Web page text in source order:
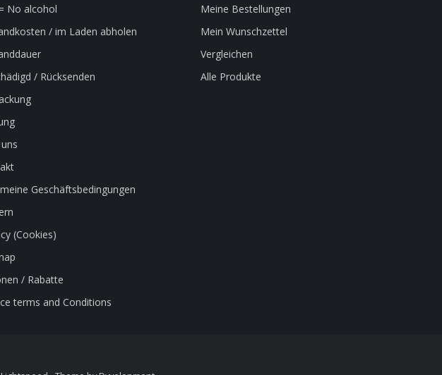
No alcohol
/ im Laden abholen
/ Rücksenden
Geschäftsbedingungen
(Cookies)
/ Rabatte
terms and Conditions
Meine Bestellungen
Mein Wunschzettel
Vergleichen
Alle Produkte